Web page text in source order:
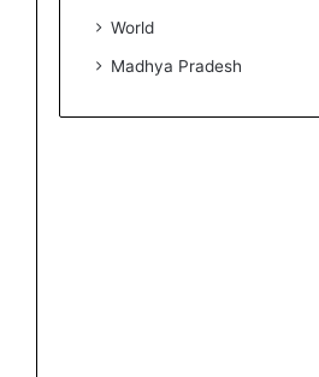
World
Madhya Pradesh